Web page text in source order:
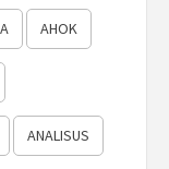
AHOK
ANALISUS